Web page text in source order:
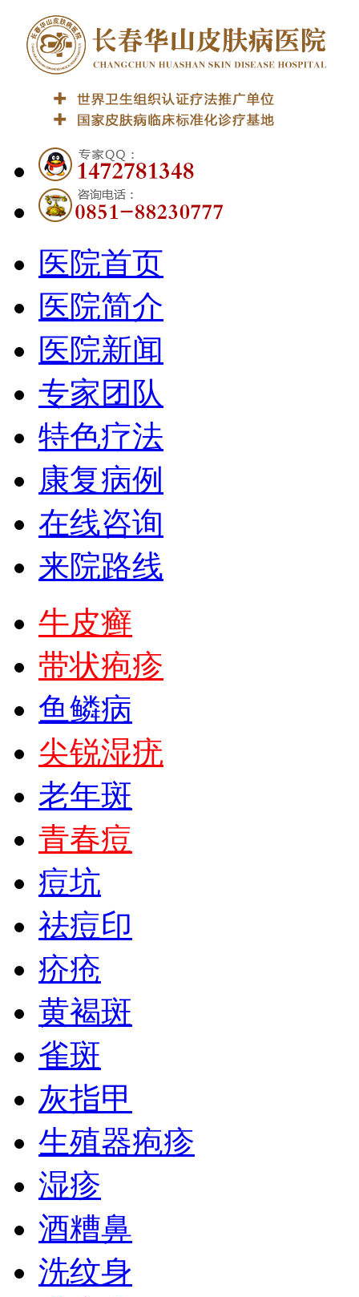
医院首页
医院简介
医院新闻
专家团队
特色疗法
康复病例
在线咨询
来院路线
牛皮癣
带状疱疹
鱼鳞病
尖锐湿疣
老年斑
青春痘
痘坑
祛痘印
疥疮
黄褐斑
雀斑
灰指甲
生殖器疱疹
湿疹
酒糟鼻
洗纹身